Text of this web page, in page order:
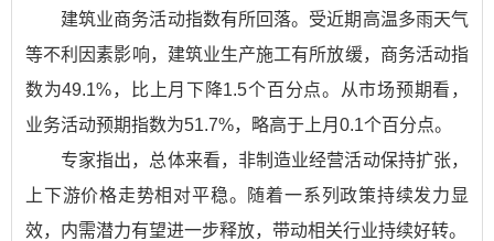
建筑业商务活动指数有所回落。受近期高温多雨天气
等不利因素影响，建筑业生产施工有所放缓，商务活动指
数为49.1%，比上月下降1.5个百分点。从市场预期看，
业务活动预期指数为51.7%，略高于上月0.1个百分点。
专家指出，总体来看，非制造业经营活动保持扩张，
上下游价格走势相对平稳。随着一系列政策持续发力显
效，内需潜力有望进一步释放，带动相关行业持续好转。